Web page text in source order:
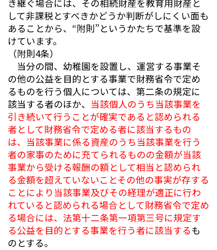
き継ぐ場合には、その相続財産を教育用財産と
して非課税とすべきかどうか判断がしにくい面も
あることから、“附則”というかたちで基準を設
けています。
（附則4条）
当分の間、幼稚園を設置し、運営する事業そ
の他の公益を目的とする事業で財務省令で定め
るものを行う個人については、第二条の規定に
該当する者のほか、 当該個人のうち当該事業を
引き続いて行うことが確実であると認められる
者として財務省令で定める者に該当するもの
は、当該事業に係る資産のうち当該事業を行う
者の家事のために充てられるものの金額が当該
事業から受ける報酬の額として相当と認められ
る金額を超えていないことその他の事実が存する
ことにより当該事業及びその経理が適正に行わ
れていると認められる場合として財務省令で定め
る場合には、法第十二条第一項第三号に規定す
る公益を目的とする事業を行う者に該当するも
のとする。